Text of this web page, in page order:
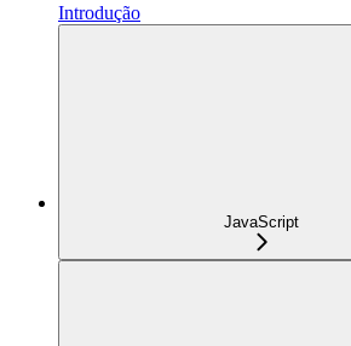
Introdução
JavaScript